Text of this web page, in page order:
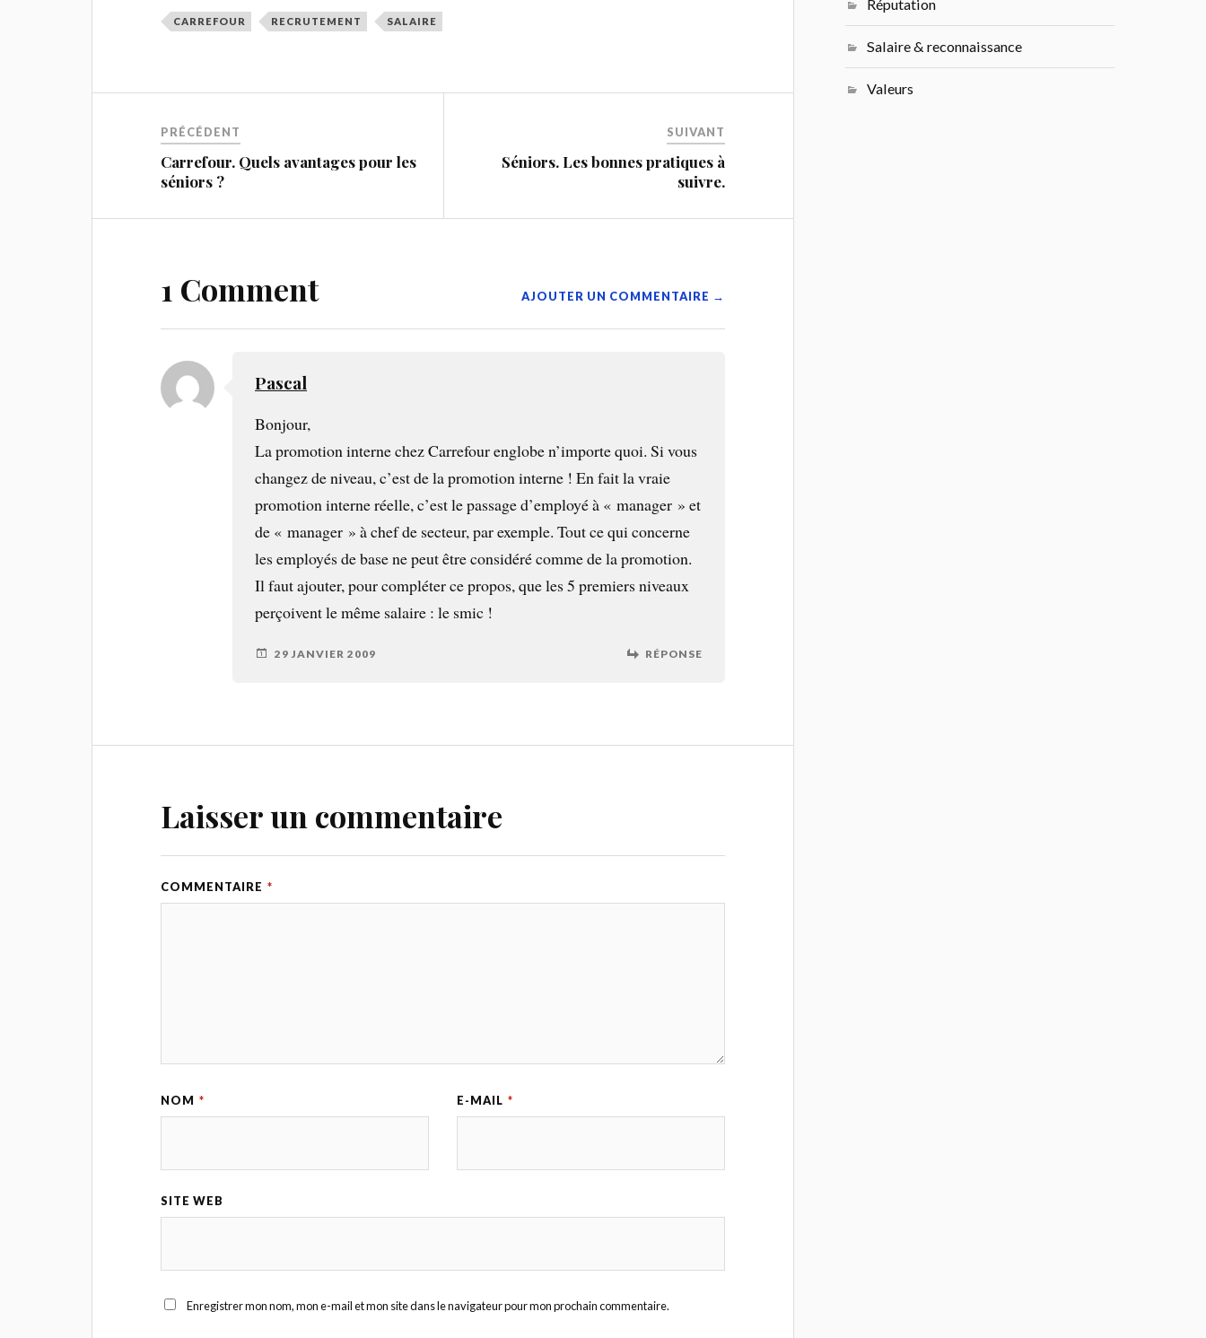
CARREFOUR RECRUTEMENT SALAIRE
PRÉCÉDENT
Carrefour. Quels avantages pour les
séniors ?
SUIVANT
Séniors. Les bonnes pratiques à
suivre.
1 Comment AJOUTER UN COMMENTAIRE →
Pascal
Bonjour,
La promotion interne chez Carrefour englobe n’importe quoi. Si vous
changez de niveau, c’est de la promotion interne ! En fait la vraie
promotion interne réelle, c’est le passage d’employé à « manager » et
de « manager » à chef de secteur, par exemple. Tout ce qui concerne
les employés de base ne peut être considéré comme de la promotion.
Il faut ajouter, pour compléter ce propos, que les 5 premiers niveaux
perçoivent le même salaire : le smic !
29 JANVIER 2009 RÉPONSE
Laisser un commentaire
COMMENTAIRE *
NOM * E-MAIL *
SITE WEB
Enregistrer mon nom, mon e-mail et mon site dans le navigateur pour mon prochain commentaire.
Réputation
Salaire & reconnaissance
Valeurs